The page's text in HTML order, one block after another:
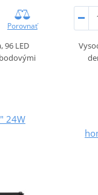
Porovnať
96 LED
24W